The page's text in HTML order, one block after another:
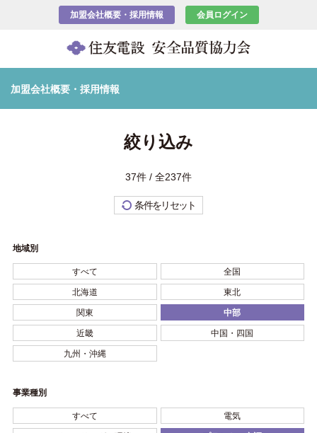
加盟会社概要・採用情報 会員ログイン
加盟会社概要・採用情報
絞り込み
37件 / 全237件
条件をリセット
地域別
すべて 全国
北海道 東北
関東 中部
近畿 中国・四国
九州・沖縄
事業種別
すべて 電気